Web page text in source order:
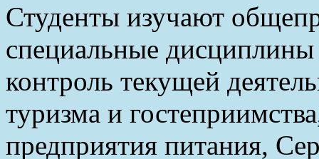
Студенты изучают
специальные
контроль текущей
туризма и
предприятия питания,